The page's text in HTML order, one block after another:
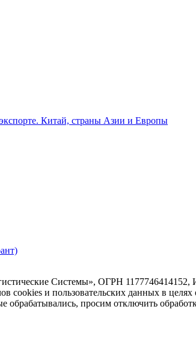
Китай, страны Азии и Европы
Системы», ОГРН
cookies и пользовательских данных в
просим отключить